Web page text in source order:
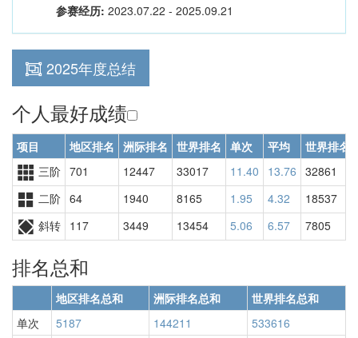
参赛经历: 2023.07.22 - 2025.09.21
2025年度总结
个人最好成绩
项目 地区排名 洲际排名 世界排名 单次 平均
世界排名
三阶 701 12447 33017 11.40 13.76 32861
二阶 64 1940 8165 1.95 4.32
18537
斜转 117 3449 13454 5.06 6.57 7805
排名总和
地区排名总和 洲际排名总和
世界排名总和
单次
5187 144211
533616